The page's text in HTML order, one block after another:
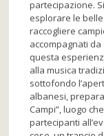
partecipazione.
esplorare le
raccogliere
accompagnati
questa
alla musica
sottofondo
albanesi,
Campi”, luogo
partecipanti